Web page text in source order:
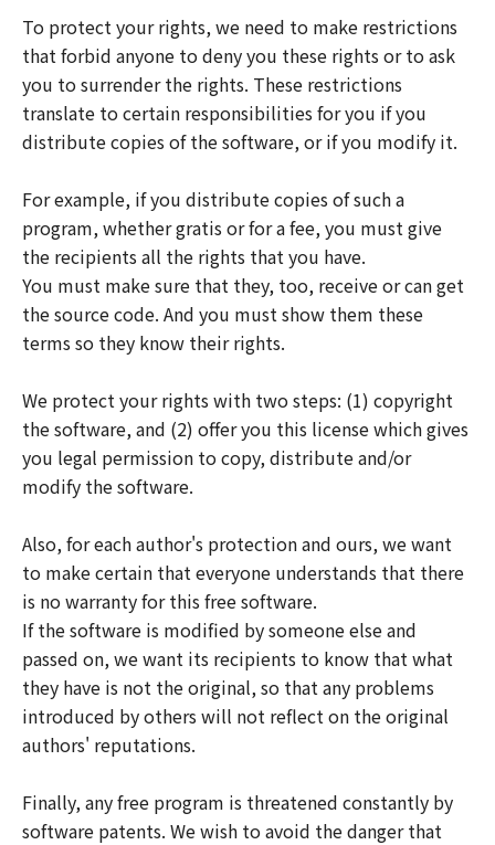
To protect your rights, we need to make restrictions
that forbid anyone to deny you these rights or to ask
you to surrender the rights. These restrictions
translate to certain responsibilities for you if you
distribute copies of the software, or if you modify it.
For example, if you distribute copies of such a
program, whether gratis or for a fee, you must give
the recipients all the rights that you have.
You must make sure that they, too, receive or can get
the source code. And you must show them these
terms so they know their rights.
We protect your rights with two steps: (1) copyright
the software, and (2) offer you this license which gives
you legal permission to copy, distribute and/or
modify the software.
Also, for each author's protection and ours, we want
to make certain that everyone understands that there
is no warranty for this free software.
If the software is modified by someone else and
passed on, we want its recipients to know that what
they have is not the original, so that any problems
introduced by others will not reflect on the original
authors' reputations.
Finally, any free program is threatened constantly by
software patents. We wish to avoid the danger that